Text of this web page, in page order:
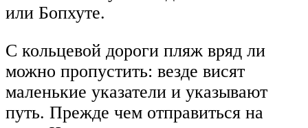
или Бопхуте.
С кольцевой дороги пляж вряд ли
можно пропустить: везде висят
маленькие указатели и указывают
путь. Прежде чем отправиться на